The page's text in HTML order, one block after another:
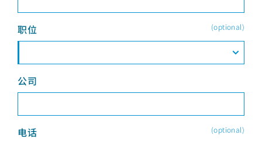
职位 (optional)
公司
电话 (optional)